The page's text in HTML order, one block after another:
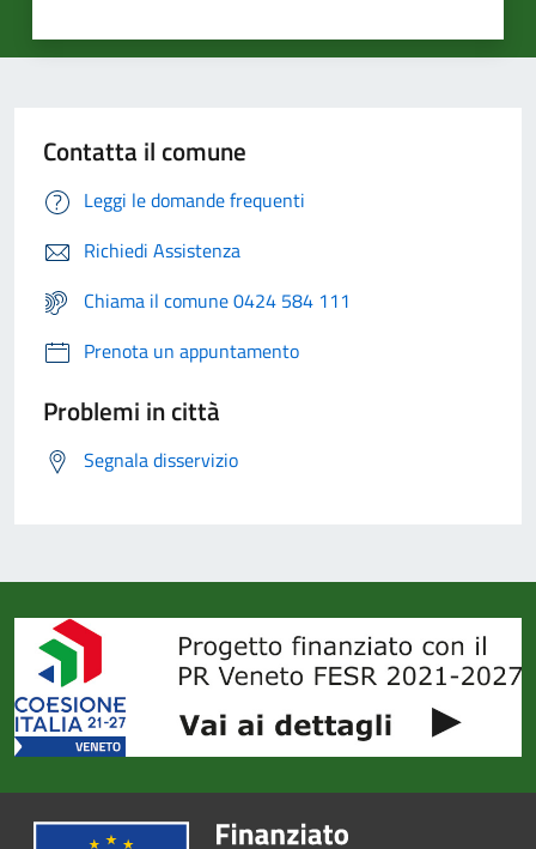
Contatta il comune
Leggi le domande frequenti
Richiedi Assistenza
Chiama il comune 0424 584 111
Prenota un appuntamento
Problemi in città
Segnala disservizio